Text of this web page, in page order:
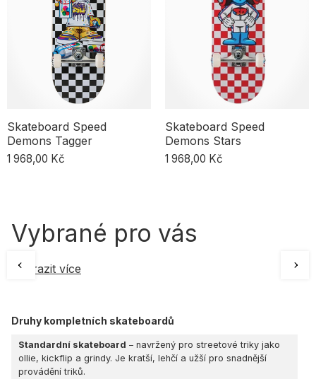
Ideální řešení, když začínáš, nebo jako dárek pro někoho blízkého.
Skateboard Speed
Demons Tagger
1 968,00 Kč
Skateboard Speed
Demons Stars
1 968,00 Kč
Vybrané pro vás
Zobrazit více
Druhy kompletních skateboardů
Standardní skateboard – navržený pro streetové triky jako
ollie, kickflip a grindy. Je kratší, lehčí a užší pro snadnější
provádění triků.